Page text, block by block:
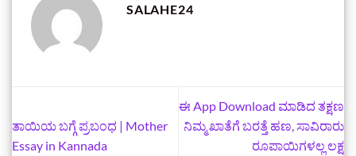
SALAHE24
ತಾಯಿಯ ಬಗ್ಗೆ ಪ್ರಬಂಧ | Mother
Essay in Kannada
ಈ App Download ಮಾಡಿದ ತಕ್ಷಣ
ನಿಮ್ಮ ಖಾತೆಗೆ ಬರತ್ತೆ ಹಣ, ಸಾವಿರಾರು
ರೂಪಾಯಿಗಳಲ್ಲ ಲಕ್ಷ